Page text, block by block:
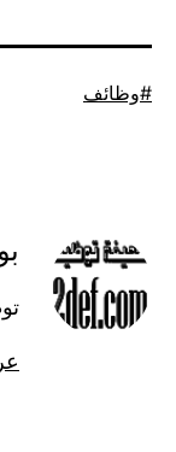
موسوم
وظائف